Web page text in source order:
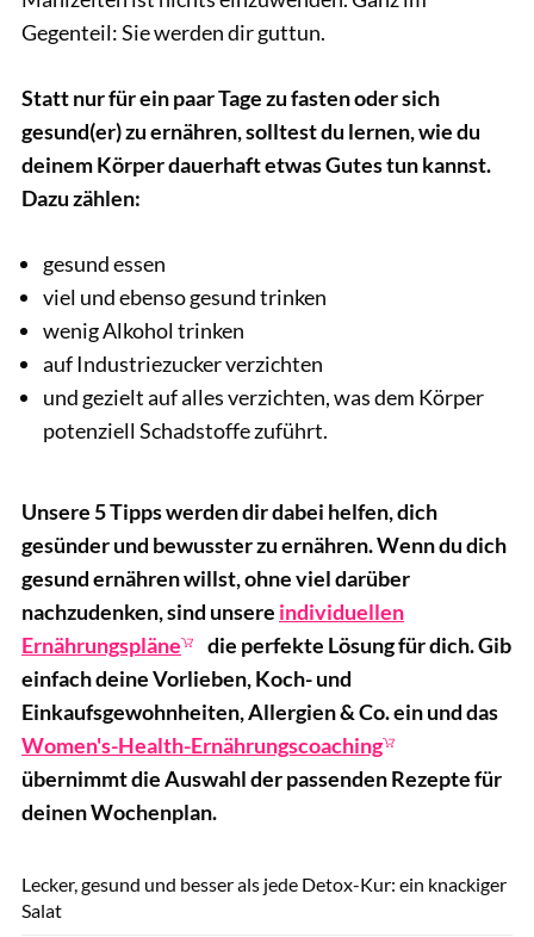
Gegenteil: Sie werden dir guttun.
Statt nur für ein paar Tage zu fasten oder sich
gesund(er) zu ernähren, solltest du lernen, wie du
deinem Körper dauerhaft etwas Gutes tun kannst.
Dazu zählen:
gesund essen
viel und ebenso gesund trinken
wenig Alkohol trinken
auf Industriezucker verzichten
und gezielt auf alles verzichten, was dem Körper
potenziell Schadstoffe zuführt.
Unsere 5 Tipps werden dir dabei helfen, dich
gesünder und bewusster zu ernähren. Wenn du dich
gesund ernähren willst, ohne viel darüber
nachzudenken, sind unsere individuellen
Ernährungspläne
die perfekte Lösung für dich. Gib
einfach deine Vorlieben, Koch- und
Einkaufsgewohnheiten, Allergien & Co. ein und das
Women's-Health-Ernährungscoaching
übernimmt die Auswahl der passenden Rezepte für
deinen Wochenplan.
Lecker, gesund und besser als jede Detox-Kur: ein knackiger
Salat